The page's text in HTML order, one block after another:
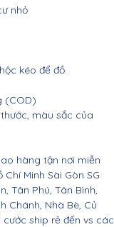
nhỏ
kéo để đồ.
(COD)
màu sắc của
hàng tận nơi miễn
Minh Sài Gòn SG
Tân Phú, Tân Bình,
Chánh, Nhà Bè, Củ
cước ship rẻ đến vs các